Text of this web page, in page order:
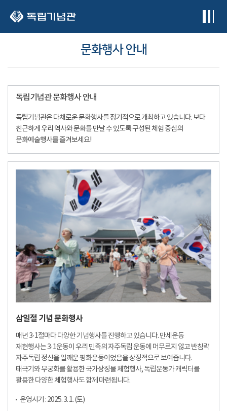
문화행사 안내
독립기념관 문화행사 안내
독립기념관은 다채로운 문화행사를 정기적으로 개최하고 있습니다. 보다
친근하게 우리 역사와 문화를 만날 수 있도록 구성된 체험 중심의
문화예술행사를 즐겨보세요!
삼일절 기념 문화행사
매년 3·1절마다 다양한 기념행사를 진행하고 있습니다. 만세운동
재현행사는 3·1운동이 우리 민족의 자주독립 운동에 머무르지 않고 반침략
자주독립 정신을 일깨운 평화운동이었음을 상징적으로 보여줍니다.
태극기와 무궁화를 활용한 국가상징물 체험행사, 독립운동가 캐릭터를
활용한 다양한 체험행사도 함께 마련됩니다.
운영시기 : 2025. 3. 1. (토)